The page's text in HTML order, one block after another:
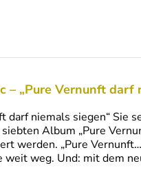
– „Pure Vernunft darf
darf niemals siegen“
Album „Pure
werden. „Pure
weit weg. Und: mit dem